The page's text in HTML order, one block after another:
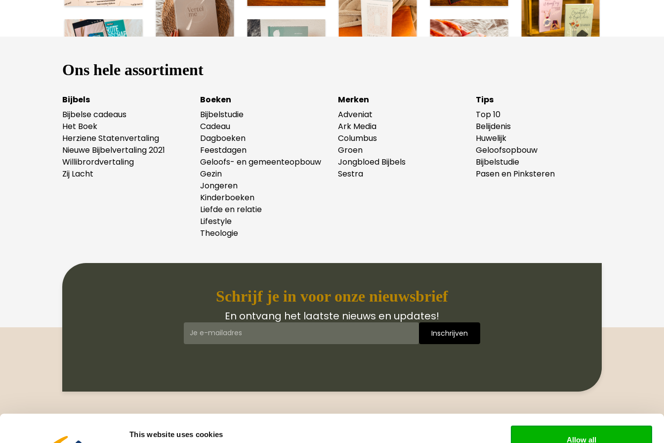
This website uses cookies
Allow all
Ons hele assortiment
Bijbels
Bijbelse cadeaus
Het Boek
Herziene Statenvertaling
Nieuwe Bijbelvertaling 2021
Willibrordvertaling
Zij Lacht
Boeken
Bijbelstudie
Cadeau
Dagboeken
Feestdagen
Geloofs- en gemeenteopbouw
Gezin
Jongeren
Kinderboeken
Liefde en relatie
Lifestyle
Theologie
Merken
Adveniat
Ark Media
Columbus
Groen
Jongbloed Bijbels
Sestra
Tips
Top 10
Belijdenis
Huwelijk
Geloofsopbouw
Bijbelstudie
Pasen en Pinksteren
Schrijf je in voor onze nieuwsbrief
En ontvang het laatste nieuws en updates!
Veelgestelde vragen
Wie zijn wij